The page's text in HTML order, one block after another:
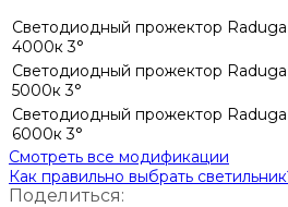
Светодиодный прожектор
4000к 3°
Светодиодный прожектор
5000к 3°
Светодиодный прожектор
6000к 3°
Смотреть все модификации
Как правильно выбрать
Поделиться: